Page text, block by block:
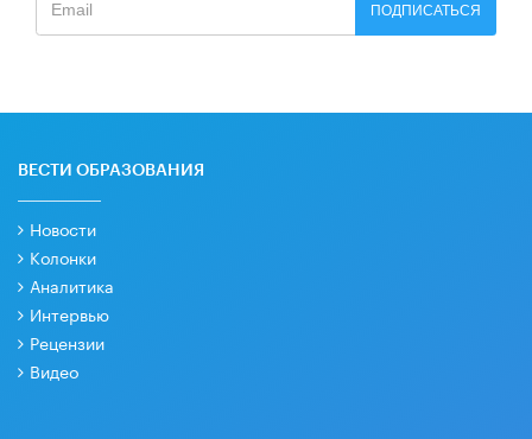
ПОДПИСАТЬСЯ
ВЕСТИ ОБРАЗОВАНИЯ
Новости
Колонки
Аналитика
Интервью
Рецензии
Видео